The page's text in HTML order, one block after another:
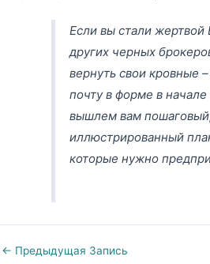
Если вы стали жертвой
других черных
вернуть свои кровные
почту в форме в
вышлем вам
иллюстрированный
которые нужно
← Предыдущая Запись